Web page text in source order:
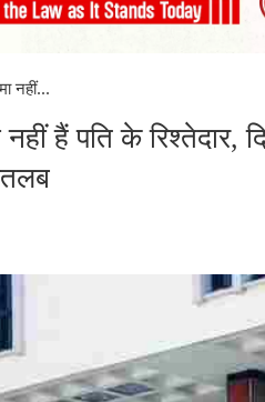
नहीं...
हैं पति के रिश्तेदार,